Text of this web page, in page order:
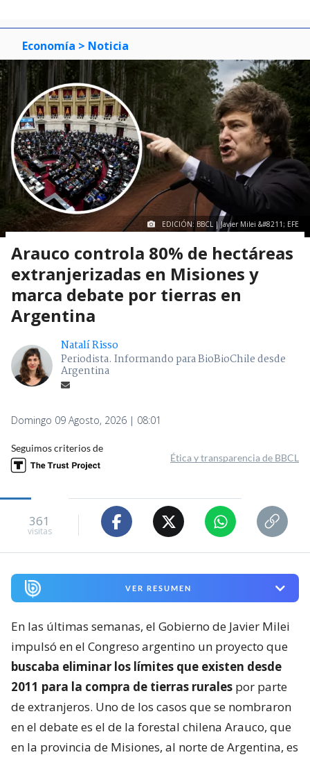
Economía > Noticia
EDICIÓN: BBCL | Javier Milei &#8211; EFE
Arauco controla 80% de hectáreas
extranjerizadas en Misiones y
marca debate por tierras en
Argentina
Natalí Risso
Periodista. Informando para BioBioChile desde
Argentina
Domingo 09 Agosto, 2026 | 08:01
Seguimos criterios de
Ética y transparencia de BBCL
361
visitas
VER RESUMEN
En las últimas semanas, el Gobierno de Javier Milei
impulsó en el Congreso argentino un proyecto que
buscaba eliminar los límites que existen desde
2011 para la compra de tierras rurales por parte
de extranjeros. Uno de los casos que se nombraron
en el debate es el de la forestal chilena Arauco, que
en la provincia de Misiones, al norte de Argentina, es